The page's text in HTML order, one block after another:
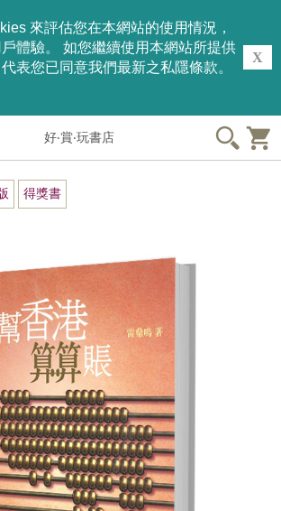
來評估您在本網站的使用情況，
體驗。 如您繼續使用本網站所提供
表您已同意我們最新之私隱條款。
X
好‧賞‧玩書店
得獎書